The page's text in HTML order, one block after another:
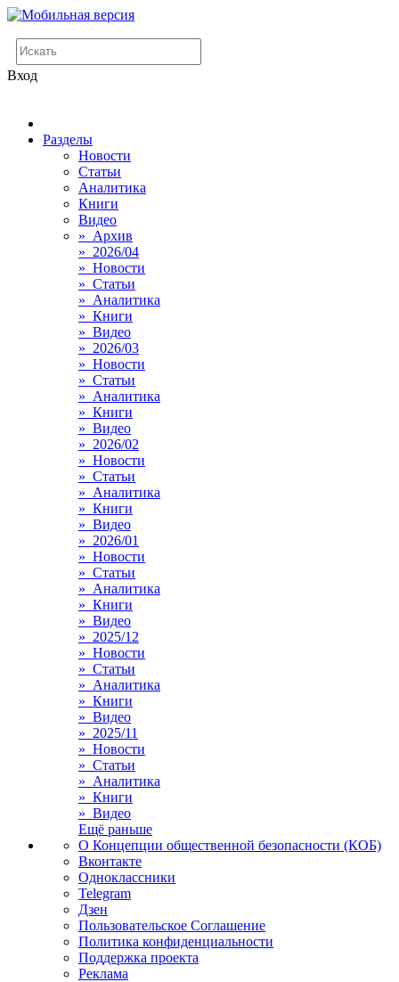
Вход
Разделы
Новости
Статьи
Аналитика
Книги
Видео
» Архив
» 2026/04
» Новости
» Статьи
» Аналитика
» Книги
» Видео
» 2026/03
» Новости
» Статьи
» Аналитика
» Книги
» Видео
» 2026/02
» Новости
» Статьи
» Аналитика
» Книги
» Видео
» 2026/01
» Новости
» Статьи
» Аналитика
» Книги
» Видео
» 2025/12
» Новости
» Статьи
» Аналитика
» Книги
» Видео
» 2025/11
» Новости
» Статьи
» Аналитика
» Книги
» Видео
Ещё раньше
О Концепции общественной безопасности (КОБ)
Вконтакте
Одноклассники
Telegram
Дзен
Пользовательское Соглашение
Политика конфиденциальности
Поддержка проекта
Реклама